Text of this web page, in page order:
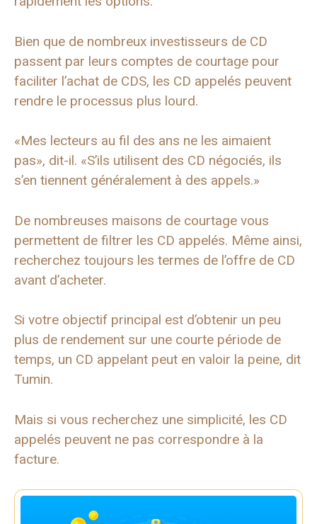
Bien que de nombreux investisseurs de CD
passent par leurs comptes de courtage pour
faciliter l’achat de CDS, les CD appelés peuvent
rendre le processus plus lourd.
«Mes lecteurs au fil des ans ne les aimaient
pas», dit-il. «S’ils utilisent des CD négociés, ils
s’en tiennent généralement à des appels.»
De nombreuses maisons de courtage vous
permettent de filtrer les CD appelés. Même ainsi,
recherchez toujours les termes de l’offre de CD
avant d’acheter.
Si votre objectif principal est d’obtenir un peu
plus de rendement sur une courte période de
temps, un CD appelant peut en valoir la peine, dit
Tumin.
Mais si vous recherchez une simplicité, les CD
appelés peuvent ne pas correspondre à la
facture.